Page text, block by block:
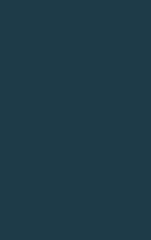
serez
les
vos
il est
aux
ferez.